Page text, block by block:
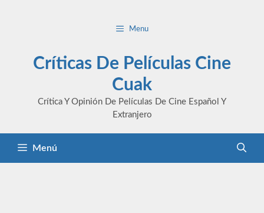
Menu
Críticas De Películas Cine
Cuak
Crítica Y Opinión De Películas De Cine Español Y
Extranjero
Menú